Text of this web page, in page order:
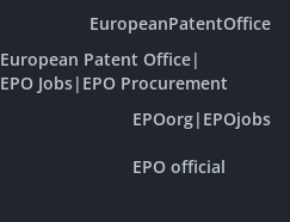
EuropeanPatentOffice
European Patent Office|
EPO Jobs| EPO Procurement
EPOorg| EPOjobs
EPO official